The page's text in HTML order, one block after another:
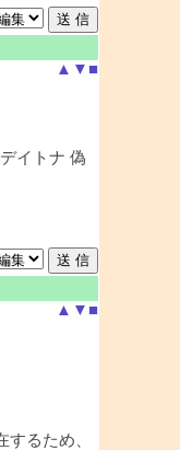
▲ ▼ ■
イトナ 偽
▲ ▼ ■
るため、